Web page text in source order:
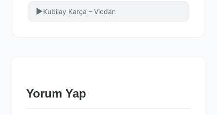
▶Kubilay Karça – Vicdan
Yorum Yap